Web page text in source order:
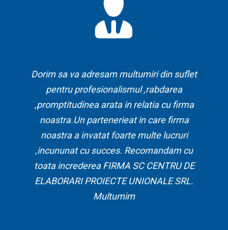
Dorim sa va adresam multumiri din suflet
pentru profesionalismul ,rabdarea
,promptitudinea arata in relatia cu firma
noastra.Un partenerieat in care firma
noastra a invatat foarte multe lucruri
,incununat cu succes. Recomandam cu
toata increderea FIRMA SC CENTRU DE
ELABORARI PROIECTE UNIONALE SRL.
Multumim